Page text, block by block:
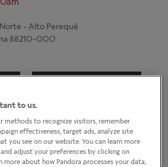
Norte - Alto Perequê
88210-000
11:00am -9:00pm
11:00am-9:00pm
11:00am-9:00pm
to us.
methods to recognize visitors, remember
effectiveness, target ads, analyze site
you see on our website. You can learn more
adjust your preferences by clicking on
more about how Pandora processes your data,